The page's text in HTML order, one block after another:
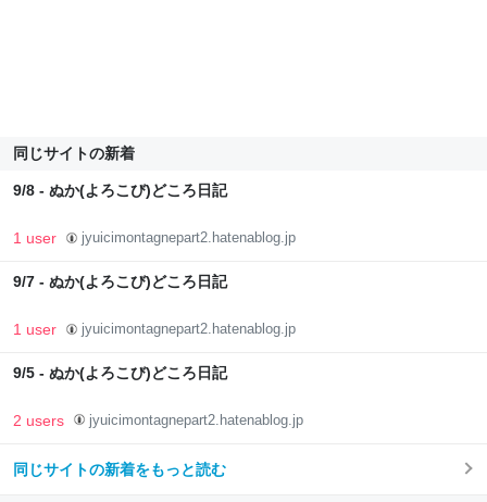
同じサイトの新着
9/8 - ぬか(よろこび)どころ日記
1 user jyuicimontagnepart2.hatenablog.jp
9/7 - ぬか(よろこび)どころ日記
1 user jyuicimontagnepart2.hatenablog.jp
9/5 - ぬか(よろこび)どころ日記
2 users jyuicimontagnepart2.hatenablog.jp
同じサイトの新着をもっと読む